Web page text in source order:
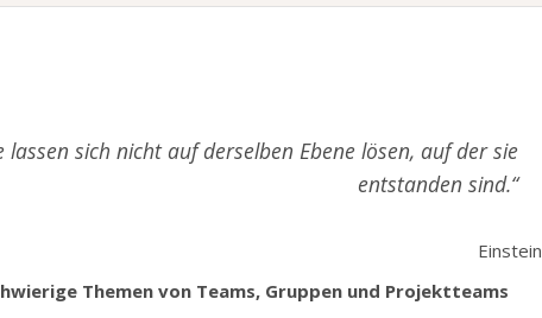
lassen sich nicht auf derselben Ebene lösen, auf der sie
entstanden sind.“
Einstein
Themen von Teams, Gruppen und Projektteams